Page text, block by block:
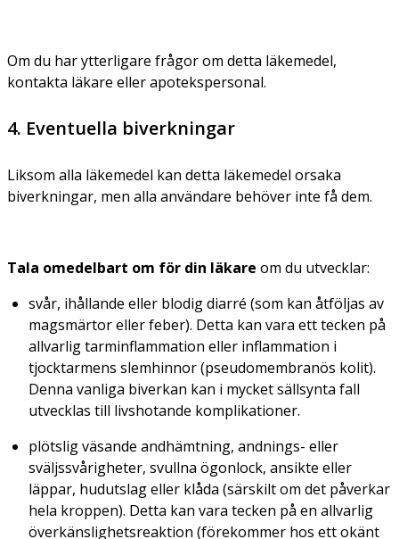
Om du har ytterligare frågor om detta läkemedel,
kontakta läkare eller apotekspersonal.
4. Eventuella biverkningar
Liksom alla läkemedel kan detta läkemedel orsaka
biverkningar, men alla användare behöver inte få dem.
Tala omedelbart om för din läkare om du utvecklar:
svår, ihållande eller blodig diarré (som kan åtföljas av
magsmärtor eller feber). Detta kan vara ett tecken på
allvarlig tarminflammation eller inflammation i
tjocktarmens slemhinnor (pseudomembranös kolit).
Denna vanliga biverkan kan i mycket sällsynta fall
utvecklas till livshotande komplikationer.
plötslig väsande andhämtning, andnings- eller
sväljssvårigheter, svullna ögonlock, ansikte eller
läppar, hudutslag eller klåda (särskilt om det påverkar
hela kroppen). Detta kan vara tecken på en allvarlig
överkänslighetsreaktion (förekommer hos ett okänt